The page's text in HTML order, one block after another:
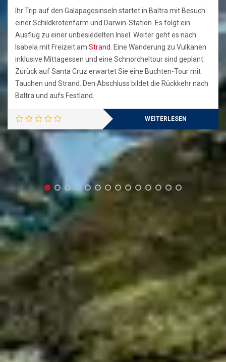
Ihr Trip auf den Galapagosinseln startet in Baltra mit Besuch
einer Schildkrötenfarm und Darwin-Station. Es folgt ein
Ausflug zu einer unbesiedelten Insel. Weiter geht es nach
Isabela mit Freizeit am Strand . Eine Wanderung zu Vulkanen
inklusive Mittagessen und eine Schnorcheltour sind geplant.
Zurück auf Santa Cruz erwartet Sie eine Buchten-Tour mit
Tauchen und Strand. Den Abschluss bildet die Rückkehr nach
Baltra und aufs Festland.
WEITERLESEN